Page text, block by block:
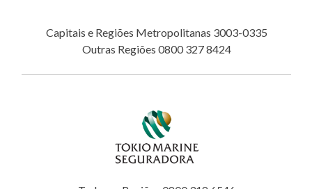
Capitais e Regiões Metropolitanas 3003-0335
Outras Regiões 0800 327 8424